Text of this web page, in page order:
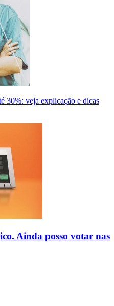
30%: veja explicação e dicas
Ainda posso votar nas